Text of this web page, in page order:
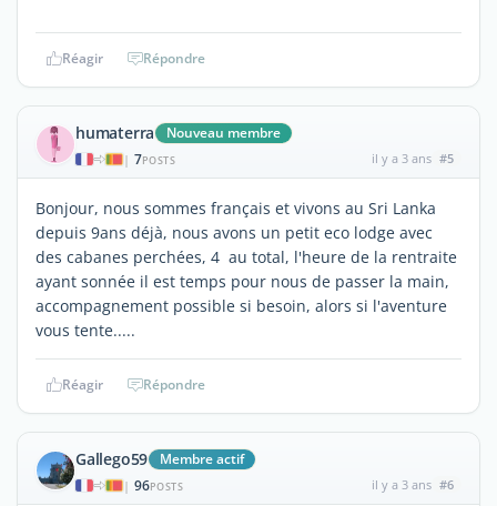
Réagir Répondre
humaterra Nouveau membre
| 7POSTS il y a 3 ans #5
Bonjour, nous sommes français et vivons au Sri Lanka
depuis 9ans déjà, nous avons un petit eco lodge avec
des cabanes perchées, 4 au total, l'heure de la rentraite
ayant sonnée il est temps pour nous de passer la main,
accompagnement possible si besoin, alors si l'aventure
vous tente.....
Réagir Répondre
Gallego59 Membre actif
| 96POSTS il y a 3 ans #6